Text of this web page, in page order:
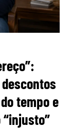
tempo e